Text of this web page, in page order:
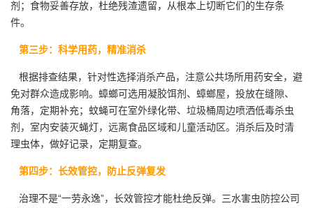
剂 ；食物妥善存放，杜绝残渣遗留，从根本上切断它们的生存条
件。
第三步：科学用药，精准消杀
根据排查结果，针对性选择消杀产品，注意公共场所用药安全，避
免对群众造成影响。蟑螂可选用凝胶饵剂、蟑螂屋，投放在缝隙、
角落，定期补充；蚊蝇可在室外绿化带、垃圾桶周边喷洒低毒杀虫
剂，室内安装灭蝇灯，远离食品区域和儿童活动区。消杀后及时清
理虫体，做好记录，定期复查。
第四步：长效管控，防止反弹复发
治理不是“一劳永逸”，长效管控才能杜绝反弹。三水害虫防控公司